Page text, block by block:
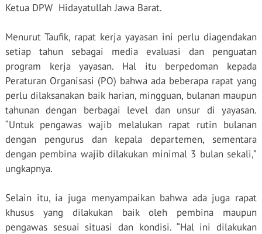
Ketua DPW Hidayatullah Jawa Barat.
Menurut Taufik, rapat kerja yayasan ini perlu diagendakan
setiap tahun sebagai media evaluasi dan penguatan
program kerja yayasan. Hal itu berpedoman kepada
Peraturan Organisasi (PO) bahwa ada beberapa rapat yang
perlu dilaksanakan baik harian, mingguan, bulanan maupun
tahunan dengan berbagai level dan unsur di yayasan.
“Untuk pengawas wajib melalukan rapat rutin bulanan
dengan pengurus dan kepala departemen, sementara
dengan pembina wajib dilakukan minimal 3 bulan sekali,”
ungkapnya.
Selain itu, ia juga menyampaikan bahwa ada juga rapat
khusus yang dilakukan baik oleh pembina maupun
pengawas sesuai situasi dan kondisi. “Hal ini dilakukan